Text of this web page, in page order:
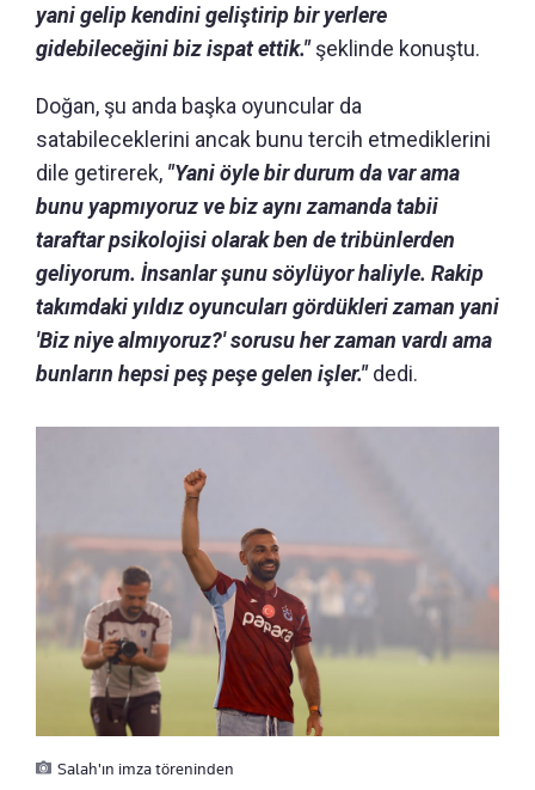
yani gelip kendini geliştirip bir yerlere
gidebileceğini biz ispat ettik."şeklinde konuştu.
Doğan, şu anda başka oyuncular da
satabileceklerini ancak bunu tercih etmediklerini
dile getirerek, "Yani öyle bir durum da var ama
bunu yapmıyoruz ve biz aynı zamanda tabii
taraftar psikolojisi olarak ben de tribünlerden
geliyorum. İnsanlar şunu söylüyor haliyle. Rakip
takımdaki yıldız oyuncuları gördükleri zaman yani
'Biz niye almıyoruz?' sorusu her zaman vardı ama
bunların hepsi peş peşe gelen işler."dedi.
Salah'ın imza töreninden